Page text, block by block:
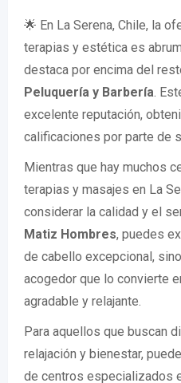
🌟 En La Serena, Chile, la
terapias y estética es
destaca por encima del
Peluquería y Barbería.
excelente reputación,
calificaciones por parte de
Mientras que hay muchos
terapias y masajes en La
considerar la calidad y el
Matiz Hombres, puedes
de cabello excepcional,
acogedor que lo convierte
agradable y relajante.
Para aquellos que buscan
relajación y bienestar,
de centros especializados